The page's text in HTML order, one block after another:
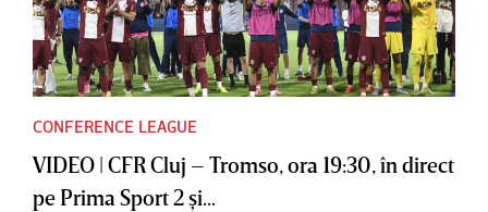
CONFERENCE LEAGUE
VIDEO | CFR Cluj – Tromso, ora 19:30, în direct
pe Prima Sport 2 şi...